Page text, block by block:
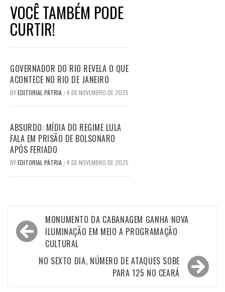
VOCÊ TAMBÉM PODE
CURTIR!
GOVERNADOR DO RIO REVELA O QUE
ACONTECE NO RIO DE JANEIRO
BYEDITORIAL PÁTRIA /4 DE NOVEMBRO DE 2025
ABSURDO: MÍDIA DO REGIME LULA
FALA EM PRISÃO DE BOLSONARO
APÓS FERIADO
BYEDITORIAL PÁTRIA /4 DE NOVEMBRO DE 2025
Navegação
de
MONUMENTO DA CABANAGEM GANHA NOVA
ILUMINAÇÃO EM MEIO A PROGRAMAÇÃO
CULTURAL
NO SEXTO DIA, NÚMERO DE ATAQUES SOBE
PARA 125 NO CEARÁ